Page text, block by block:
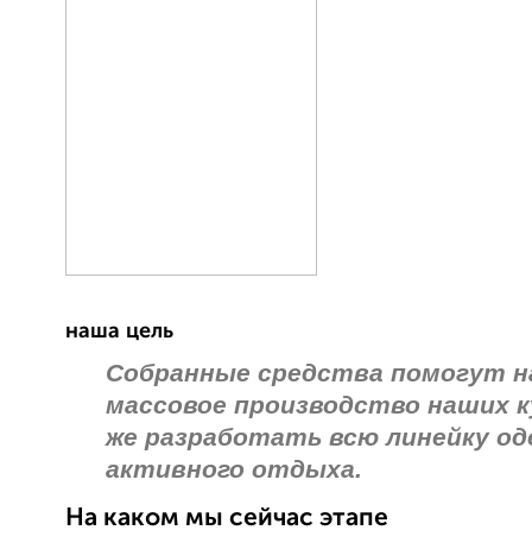
наша цель
Собранные средства помогут
массовое производство наших
же разработать всю линейку
активного отдыха.
На каком мы сейчас этапе